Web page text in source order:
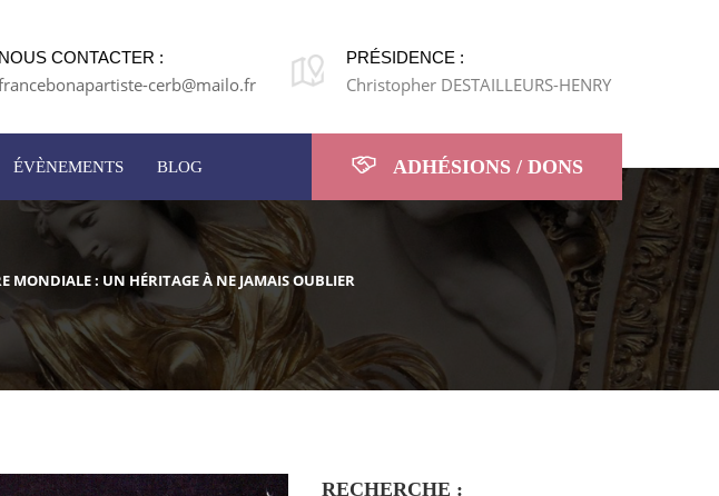
NOUS CONTACTER :
cerb@mailo.fr
PRÉSIDENCE :
Christopher DESTAILLEURS-HENRY
ÉVÈNEMENTS BLOG ADHÉSIONS / DONS
MONDIALE : UN HÉRITAGE À NE JAMAIS OUBLIER
RECHERCHE :